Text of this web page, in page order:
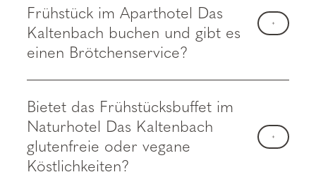
Frühstück im Aparthotel Das
Kaltenbach buchen und gibt es
einen Brötchenservice?
Bietet das Frühstücksbuffet im
Naturhotel Das Kaltenbach
glutenfreie oder vegane
Köstlichkeiten?